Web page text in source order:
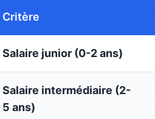
Critère
Salaire junior (0-2 ans)
Salaire intermédiaire (2-
5 ans)